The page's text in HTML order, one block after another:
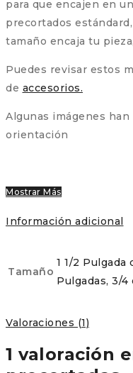
para que encajen en
precortados
tamaño encaja tu
Puedes revisar estos
de accesorios.
Algunas imágenes
orientación
Mostrar Más
Información adicional
Tamaño
1 1/2 Pulgada
Pulgadas, 3/4
Valoraciones (1)
1 valoración